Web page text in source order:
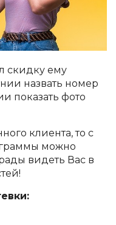
скидку ему
назвать номер
показать фото
клиента, то с
можно
видеть Вас в